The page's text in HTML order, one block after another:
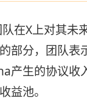
在X上对其未
部分，团队表
产生的协议收
益池。